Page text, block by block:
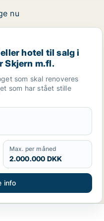
nu
hotel til salg i Esbjerg,
hotel til salg i
Skjern m.fl.
som har stået stille
Max. per måned
2.000.000 DKK
info